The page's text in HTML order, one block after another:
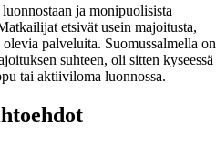
ja monipuolisista
etsivät usein majoitusta,
palveluita. Suomussalmella on
suhteen, oli sitten kyseessä
tai aktiiviloma luonnossa.